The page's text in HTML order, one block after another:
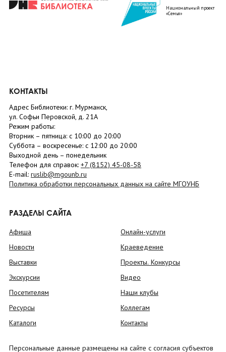
Национальный проект
«Семья»
КОНТАКТЫ
Адрес Библиотеки: г. Мурманск,
ул. Софьи Перовской, д. 21А
Режим работы:
Вторник – пятница: с 10:00 до 20:00
Суббота – воскресенье: c 12:00 до 20:00
Выходной день – понедельник
Телефон для справок: +7 (8152) 45-08-58
E-mail: ruslib@mgounb.ru
Политика обработки персональных данных на сайте МГОУНБ
РАЗДЕЛЫ САЙТА
Афиша
Новости
Выставки
Экскурсии
Посетителям
Ресурсы
Каталоги
Онлайн-услуги
Краеведение
Проекты. Конкурсы
Видео
Наши клубы
Коллегам
Контакты
Персональные данные размещены на сайте с согласия субъектов